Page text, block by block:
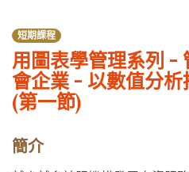
短期課程
用圖表學管理系列 -
會企業 - 以數值分
(第一節)
簡介